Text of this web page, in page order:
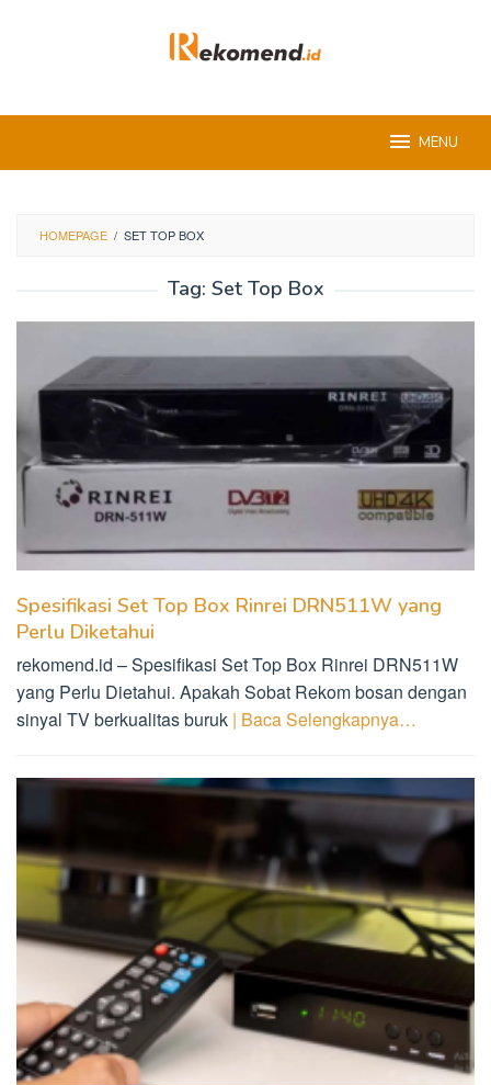
MENU
HOMEPAGE / SET TOP BOX
Tag: Set Top Box
Spesifikasi Set Top Box Rinrei DRN511W yang
Perlu Diketahui
rekomend.id – Spesifikasi Set Top Box Rinrei DRN511W
yang Perlu Dietahui. Apakah Sobat Rekom bosan dengan
sinyal TV berkualitas buruk | Baca Selengkapnya…